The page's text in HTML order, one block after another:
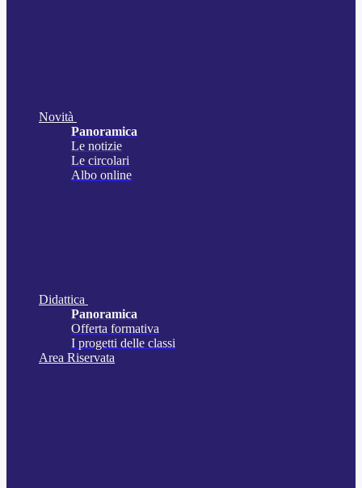
Novità
Panoramica
Le notizie
Le circolari
Albo online
Didattica
Panoramica
Offerta formativa
I progetti delle classi
Area Riservata